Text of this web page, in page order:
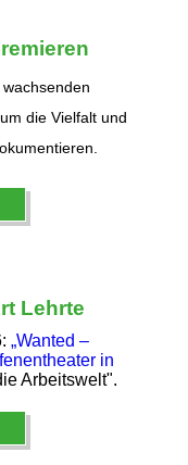
die Vielfalt und
Lehrte
„Wanted –
in
Arbeitswelt".